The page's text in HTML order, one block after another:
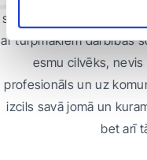
saprotami man
ar turpmākiem darbības
esmu cilvēks,
profesionāls un uz
izcils savā jomā un
bet arī